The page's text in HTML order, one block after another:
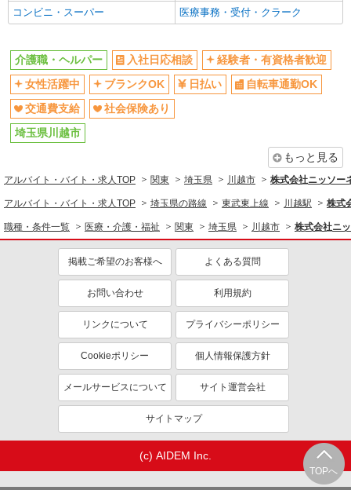
社会保険あり
コンビニ・スーパー
医療事務・受付・クラーク
TOPへ
介護職・ヘルパー 入社日応相談
経験者・有資格者歓迎
女性活躍中
ブランクOK 日払い
自転車通勤OK
交通費支給
社会保険あり
埼玉県川越市
もっと見る
アルバイト・バイト・求人TOP 関東 埼玉県 川越市 株式会社ニッソー
アルバイト・バイト・求人TOP 埼玉県の路線 東武東上線 川越駅 株式
職種・条件一覧 医療・介護・福祉 関東 埼玉県 川越市 株式会社ニ
掲載ご希望のお客様へ よくある質問
お問い合わせ 利用規約
リンクについて プライバシーポリシー
Cookieポリシー 個人情報保護方針
メールサービスについて サイト運営会社
サイトマップ
(c) AIDEM Inc.